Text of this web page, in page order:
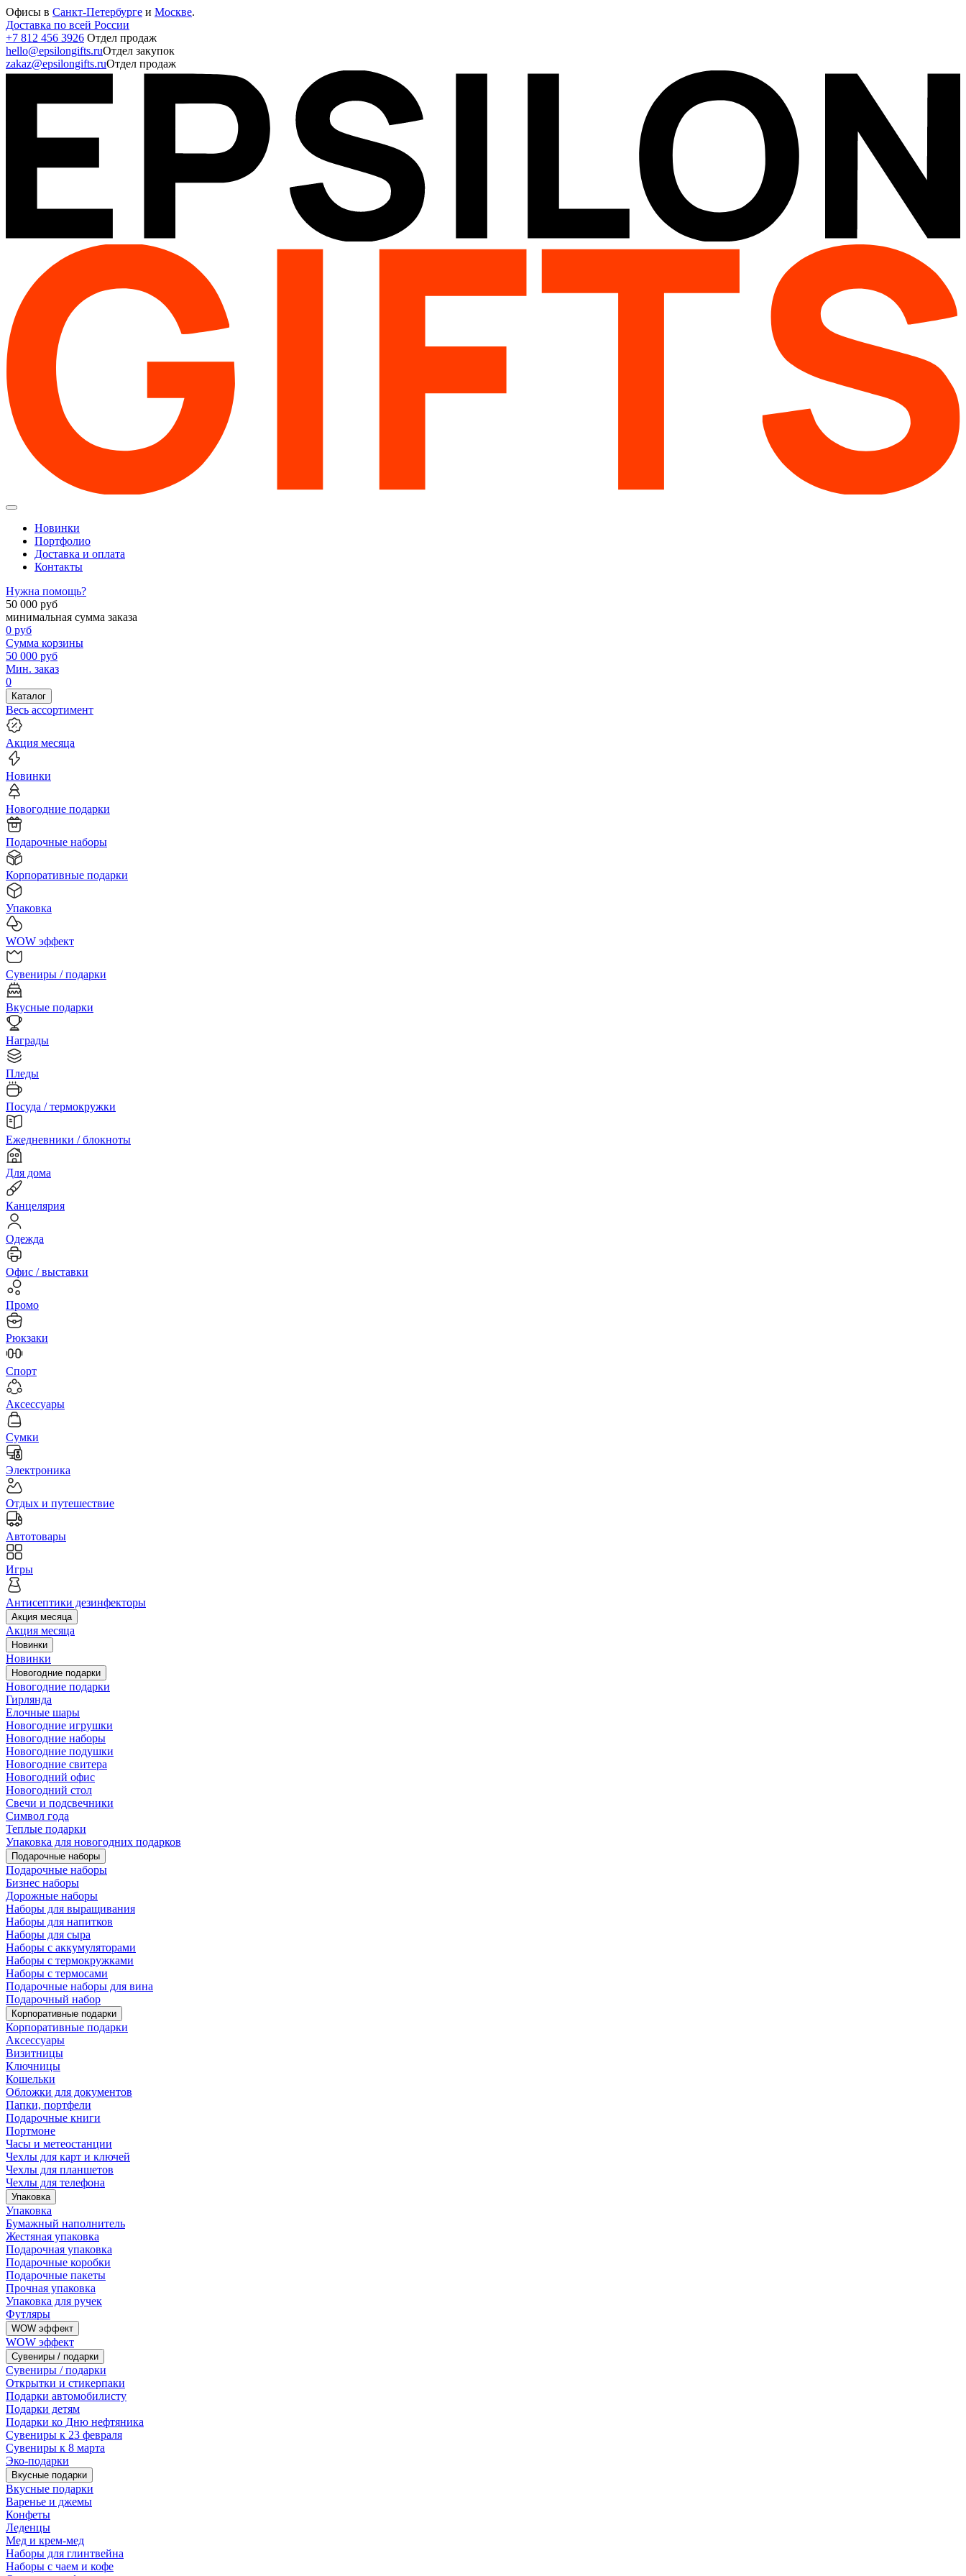
Офисы в Санкт-Петербурге и Москве.
Доставка по всей России
+7 812 456 3926 Отдел продаж
hello@epsilongifts.ruОтдел закупок
zakaz@epsilongifts.ruОтдел продаж
Новинки
Портфолио
Доставка и оплата
Контакты
Нужна помощь?
50 000 руб
минимальная сумма заказа
0 руб
Сумма корзины
50 000 руб
Мин. заказ
0
Каталог
Весь ассортимент
Акция месяца
Новинки
Новогодние подарки
Подарочные наборы
Корпоративные подарки
Упаковка
WOW эффект
Сувениры / подарки
Вкусные подарки
Награды
Пледы
Посуда / термокружки
Ежедневники / блокноты
Для дома
Канцелярия
Одежда
Офис / выставки
Промо
Рюкзаки
Спорт
Аксессуары
Сумки
Электроника
Отдых и путешествие
Автотовары
Игры
Антисептики дезинфекторы
Акция месяца
Акция месяца
Новинки
Новинки
Новогодние подарки
Новогодние подарки
Гирлянда
Елочные шары
Новогодние игрушки
Новогодние наборы
Новогодние подушки
Новогодние свитера
Новогодний офис
Новогодний стол
Свечи и подсвечники
Символ года
Теплые подарки
Упаковка для новогодних подарков
Подарочные наборы
Подарочные наборы
Бизнес наборы
Дорожные наборы
Наборы для выращивания
Наборы для напитков
Наборы для сыра
Наборы с аккумуляторами
Наборы с термокружками
Наборы с термосами
Подарочные наборы для вина
Подарочный набор
Корпоративные подарки
Корпоративные подарки
Аксессуары
Визитницы
Ключницы
Кошельки
Обложки для документов
Папки, портфели
Подарочные книги
Портмоне
Часы и метеостанции
Чехлы для карт и ключей
Чехлы для планшетов
Чехлы для телефона
Упаковка
Упаковка
Бумажный наполнитель
Жестяная упаковка
Подарочная упаковка
Подарочные коробки
Подарочные пакеты
Прочная упаковка
Упаковка для ручек
Футляры
WOW эффект
WOW эффект
Сувениры / подарки
Сувениры / подарки
Открытки и стикерпаки
Подарки автомобилисту
Подарки детям
Подарки ко Дню нефтяника
Сувениры к 23 февраля
Сувениры к 8 марта
Эко-подарки
Вкусные подарки
Вкусные подарки
Варенье и джемы
Конфеты
Леденцы
Мед и крем-мед
Наборы для глинтвейна
Наборы с чаем и кофе